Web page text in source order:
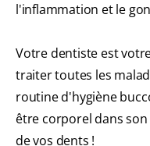
l'inflammation et le
Votre dentiste est
traiter toutes les
routine d'hygiène
être corporel dans
de vos dents !